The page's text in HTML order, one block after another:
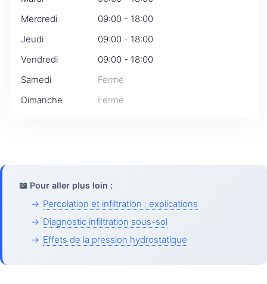
Mercredi
09:00 - 18:00
Jeudi
09:00 - 18:00
Vendredi
09:00 - 18:00
Samedi
Fermé
Dimanche
Fermé
📖 Pour aller plus loin :
→ Percolation et infiltration : explications
→ Diagnostic infiltration sous-sol
→ Effets de la pression hydrostatique